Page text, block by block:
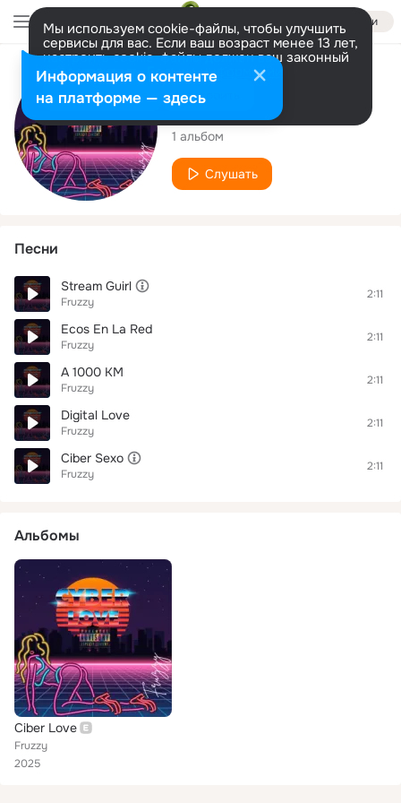
Войти
Мы используем cookie-файлы, чтобы улучшить
сервисы для вас. Если ваш возраст менее 13 лет,
настроить cookie-файлы должен ваш законный
представитель. Больше информации
Разрешить все Настроить
Исполнитель
Fruzzy
1 альбом
Слушать
Песни
Stream Guirl
Fruzzy
2:11
Ecos En La Red
Fruzzy
2:11
A 1000 KM
Fruzzy
2:11
Digital Love
Fruzzy
2:11
Ciber Sexo
Fruzzy
2:11
Альбомы
Ciber Love
Fruzzy
2025
Информация о контенте
на платформе — здесь